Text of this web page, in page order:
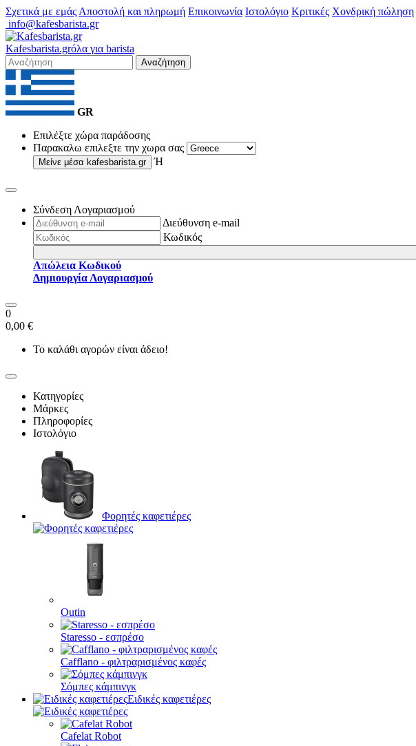
Σχετικά με εμάς Αποστολή και πληρωμή Επικοινωνία Ιστολόγιο Κριτικές Χονδρική πώληση
info@kafesbarista.gr
Kafesbarista.grόλα για barista
Αναζήτηση
GR
Επιλέξτε χώρα παράδοσης
Παρακαλω επιλεξτε την χωρα σας
Μείνε μέσα kafesbarista.gr Ή
Σύνδεση Λογαριασμού
Διεύθυνση e-mail
Κωδικός
Απώλεια Κωδικού
Δημιουργία Λογαριασμού
0
0,00 €
Το καλάθι αγορών είναι άδειο!
Κατηγορίες
Μάρκες
Πληροφορίες
Ιστολόγιο
Φορητές καφετιέρες
Outin
Staresso - εσπρέσο
Cafflano - φιλτραρισμένος καφές
Σόμπες κάμπινγκ
Ειδικές καφετιέρες
Cafelat Robot